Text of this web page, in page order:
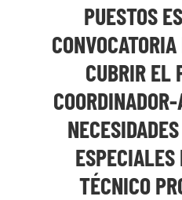
PUESTOS
CUBRIR EL
ESPECIALES
TÉCNICO